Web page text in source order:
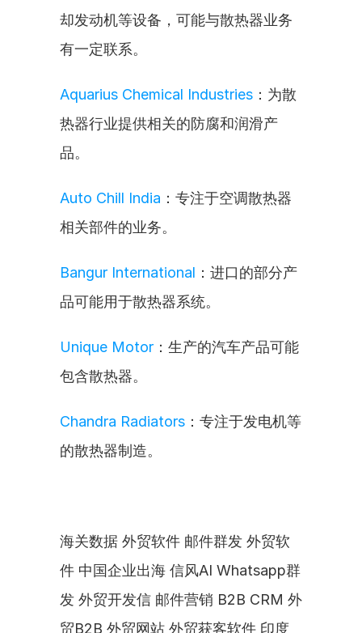
却发动机等设备，可能与散热器业务
有一定联系。
Aquarius Chemical Industries ：为散
热器行业提供相关的防腐和润滑产
品。
Auto Chill India ：专注于空调散热器
相关部件的业务。
Bangur International ：进口的部分产
品可能用于散热器系统。
Unique Motor ：生产的汽车产品可能
包含散热器。
Chandra Radiators ：专注于发电机等
的散热器制造。
海关数据 外贸软件 邮件群发 外贸软
件 中国企业出海 信风AI Whatsapp群
发 外贸开发信 邮件营销 B2B CRM 外
贸B2B 外贸网站 外贸获客软件 印度